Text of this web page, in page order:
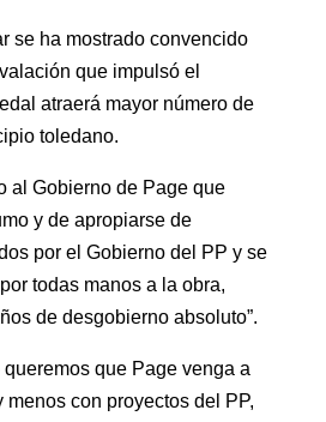
se ha mostrado convencido
que impulsó el
atraerá mayor número de
toledano.
al Gobierno de Page que
y de apropiarse de
por el Gobierno del PP y se
todas manos a la obra,
de desgobierno absoluto”.
que Page venga a
menos con proyectos del PP,